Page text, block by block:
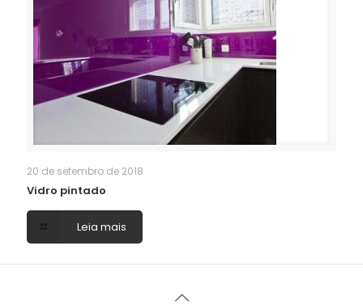
20 de setembro de 2018
Vidro pintado
Leia mais